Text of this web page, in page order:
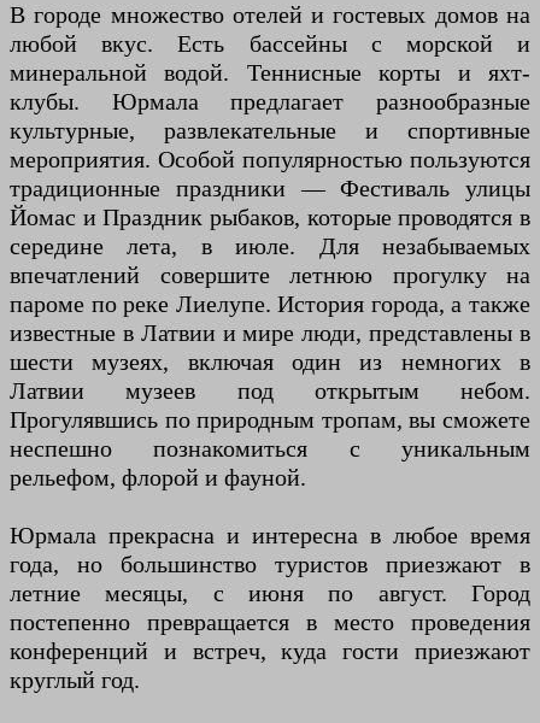
В городе множество отелей и гостевых домов на
любой вкус. Есть бассейны с морской и
минеральной водой. Теннисные корты и яхт-
клубы. Юрмала предлагает разнообразные
культурные, развлекательные и спортивные
мероприятия. Особой популярностью пользуются
традиционные праздники — Фестиваль улицы
Йомас и Праздник рыбаков, которые проводятся в
середине лета, в июле. Для незабываемых
впечатлений совершите летнюю прогулку на
пароме по реке Лиелупе. История города, а также
известные в Латвии и мире люди, представлены в
шести музеях, включая один из немногих в
Латвии музеев под открытым небом.
Прогулявшись по природным тропам, вы сможете
неспешно познакомиться с уникальным
рельефом, флорой и фауной.
Юрмала прекрасна и интересна в любое время
года, но большинство туристов приезжают в
летние месяцы, с июня по август. Город
постепенно превращается в место проведения
конференций и встреч, куда гости приезжают
круглый год.